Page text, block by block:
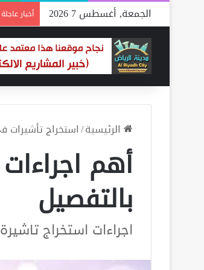
الجمعة, أغسطس 7 2026 أخبار عاجلة
الرئيسية/استخراج تأشيرات
أهم
بالتفصيل
اجراءات استخراج